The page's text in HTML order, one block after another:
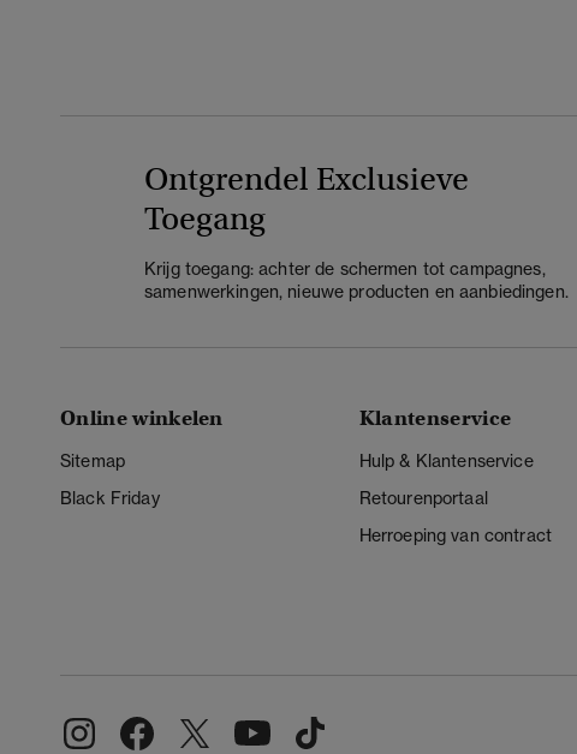
Ontgrendel Exclusieve
Toegang
Krijg toegang: achter de schermen tot campagnes,
samenwerkingen, nieuwe producten en aanbiedingen.
Online winkelen
Sitemap
Black Friday
Klantenservice
Hulp & Klantenservice
Retourenportaal
Herroeping van contract